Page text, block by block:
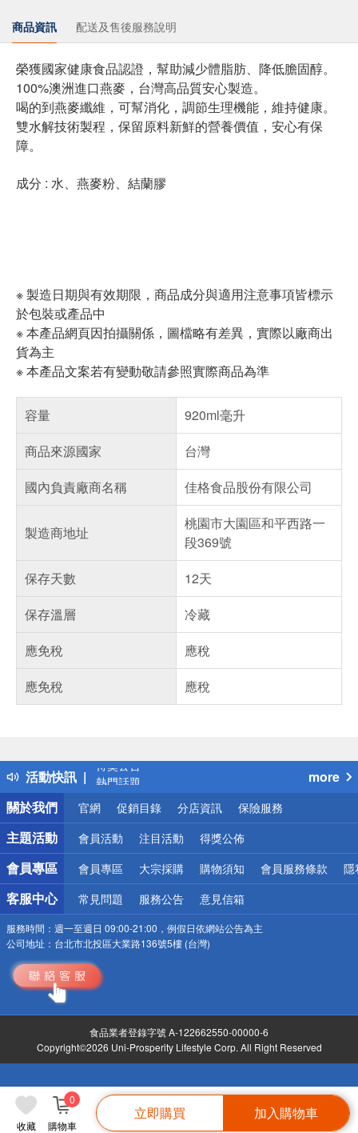
收藏 購物車
0
立即購買 加入購物車
商品資訊 配送及售後服務說明
榮獲國家健康食品認證，幫助減少體脂肪、降低膽固醇。
100%澳洲進口燕麥，台灣高品質安心製造。
喝的到燕麥纖維，可幫消化，調節生理機能，維持健康。
雙水解技術製程，保留原料新鮮的營養價值，安心有保
障。
成分 : 水、燕麥粉、結蘭膠
※ 製造日期與有效期限，商品成分與適用注意事項皆標示
於包裝或產品中
※ 本產品網頁因拍攝關係，圖檔略有差異，實際以廠商出
貨為主
※ 本產品文案若有變動敬請參照實際商品為準
容量
920ml毫升
商品來源國家
台灣
國內負責廠商名稱
佳格食品股份有限公司
製造商地址
桃園市大園區和平西路一
段369號
保存天數
12天
保存溫層
冷藏
應免稅
應稅
應免稅
應稅
活動快訊
得獎公告
熱門話題
銀行優惠
偏遠地區配送
詐騙網頁！請小心！
more
關於我們
官網 促銷目錄 分店資訊 保險服務
主題活動 會員活動 注目活動 得獎公佈
會員專區 會員專區 大宗採購 購物須知 會員服務條款 隱
客服中心 常見問題 服務公告 意見信箱
服務時間： 週一至週日 09:00-21:00，例假日依網站公告為主
公司地址： 台北市北投區大業路136號5樓 (台灣)
食品業者登錄字號 A-122662550-00000-6
Copyright©2026 Uni-Prosperity Lifestyle Corp. All Right Reserved